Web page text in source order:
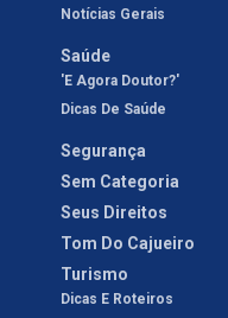
Notícias Gerais
Saúde
'E Agora Doutor?'
Dicas De Saúde
Segurança
Sem Categoria
Seus Direitos
Tom Do Cajueiro
Turismo
Dicas E Roteiros